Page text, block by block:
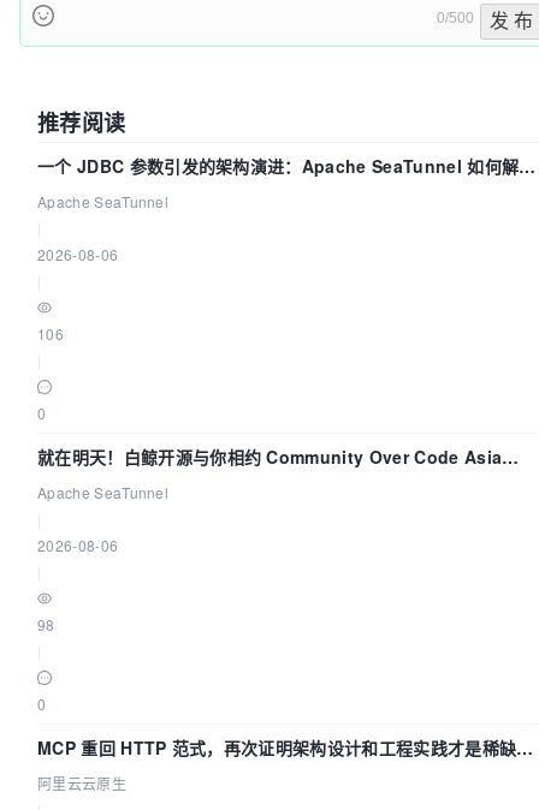
0/500 发 布
推荐阅读
一个 JDBC 参数引发的架构演进：Apache SeaTunnel 如何解决
数据同步中的“定时 Flush”难题
Apache SeaTunnel
2026-08-06
106
0
就在明天！白鲸开源与你相约 Community Over Code Asia
2026 主题演讲！
Apache SeaTunnel
2026-08-06
98
0
MCP 重回 HTTP 范式，再次证明架构设计和工程实践才是稀缺资
源
阿里云云原生